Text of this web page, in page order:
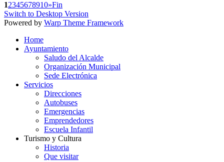
12345678910»Fin
Switch to Desktop Version
Powered by Warp Theme Framework
Home
Ayuntamiento
Saludo del Alcalde
Organización Municipal
Sede Electrónica
Servicios
Direcciones
Autobuses
Emergencias
Emprendedores
Escuela Infantil
Turismo y Cultura
Historia
Que visitar